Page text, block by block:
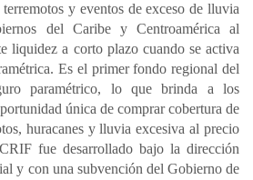
y eventos de exceso de lluvia
del Caribe y Centroamérica al
liquidez a corto plazo cuando se activa
Es el primer fondo regional del
paramétrico, lo que brinda a los
única de comprar cobertura de
huracanes y lluvia excesiva al precio
fue desarrollado bajo la dirección
y con una subvención del Gobierno de